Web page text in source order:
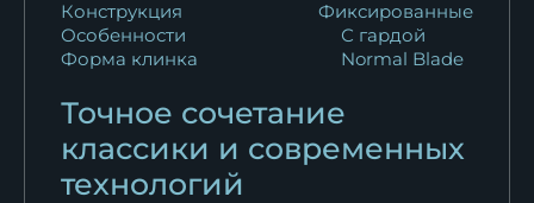
11 625
Нож Барс сталь N690 береста
15 950₽
Конструкция
Фиксированные
Особенности
С гардой
Форма клинка
Normal Blade
Точное сочетание
классики и современных
технологий